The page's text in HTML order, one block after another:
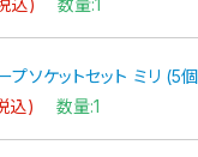
込) 数量:1
プソケットセット ミリ (5
込) 数量:1